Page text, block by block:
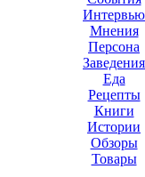
Интервью
Мнения
Персона
Заведения
Еда
Рецепты
Книги
Истории
Обзоры
Товары